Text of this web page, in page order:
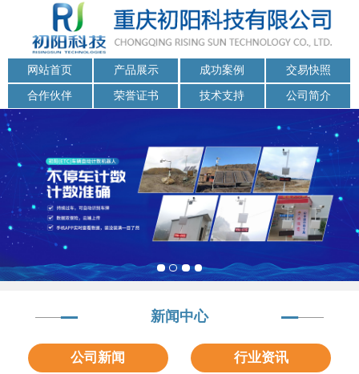
网站首页 产品展示 成功案例 交易快照
合作伙伴 荣誉证书 技术支持 公司简介
新闻中心
公司新闻 行业资讯